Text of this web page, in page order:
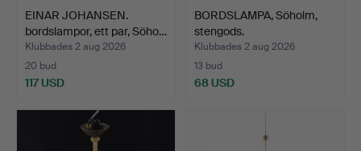
EINAR JOHANSEN.
bordslampor, ett par, Söho…
Klubbades 2 aug 2026
20 bud
117 USD
BORDSLAMPA, Söholm,
stengods.
Klubbades 2 aug 2026
13 bud
68 USD